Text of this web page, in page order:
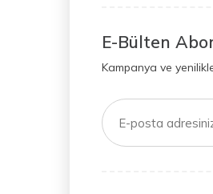
E-Bülten
Kampanya ve